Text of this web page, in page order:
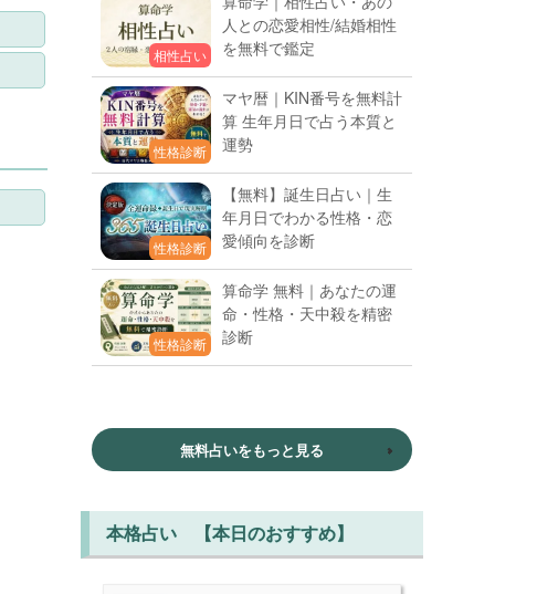
相性占い
人との恋愛相性/結婚相性
を無料で鑑定
性格診断
マヤ暦｜KIN番号を無料計
算 生年月日で占う本質と
運勢
性格診断
【無料】誕生日占い｜生
年月日でわかる性格・恋
愛傾向を診断
性格診断
算命学 無料｜あなたの運
命・性格・天中殺を精密
診断
無料占いをもっと見る
本格占い 【本日のおすすめ】